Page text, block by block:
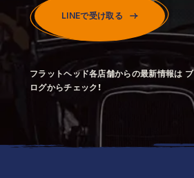
LINEで受け取る
フラットヘッド各店舗からの最新情報は ブ
ログからチェック！